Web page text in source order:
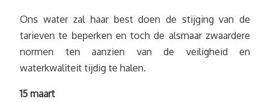
Ons water zal haar best doen de stijging van de
tarieven te beperken en toch de alsmaar zwaardere
normen ten aanzien van de veiligheid en
waterkwaliteit tijdig te halen.
15 maart